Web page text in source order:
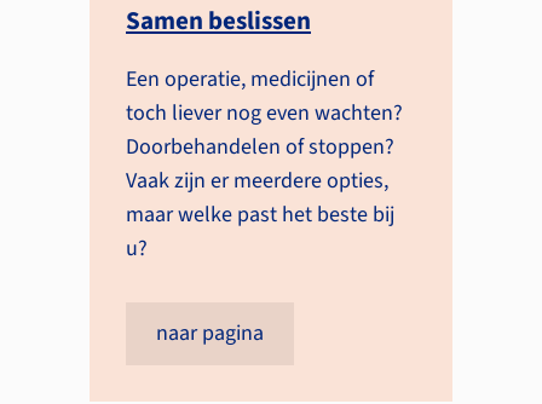
Samen beslissen
Een operatie, medicijnen of
toch liever nog even wachten?
Door­behandelen of stoppen?
Vaak zijn er meerdere opties,
maar welke past het beste bij
u?
naar pagina